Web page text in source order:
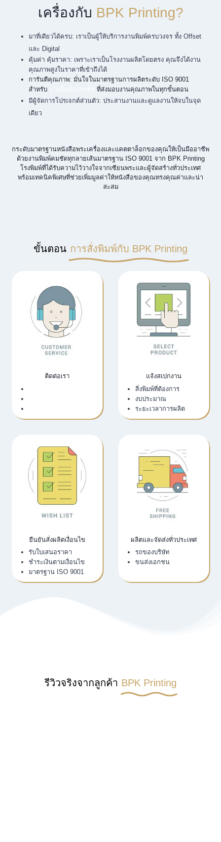
เครื่องกับ BPK Printing?
มาที่เดียวได้ครบ: เราเป็นผู้ให้บริการงานพิมพ์ครบวงจร ทั้ง Offset
และ Digital
คุ้มค่า คุ้มราคา: เพราะเราเป็นโรงงานผลิตโดยตรง คุณจึงได้งาน
คุณภาพสูงในราคาที่เข้าถึงได้
การันตีคุณภาพ: มั่นใจในมาตรฐานการผลิตระดับ ISO 9001
สำหรับ
ที่ส่งมอบงานคุณภาพในทุกขั้นตอน
มีผู้จัดการโปรเจกต์ส่วนตัว: ประสานงานและดูแลงานให้จบในจุด
เดียว
กระดับมาตรฐานหนังสือพระเครื่องและแคตตาล็อกของคุณให้เป็นมืออาชีพ
ด้วยงานพิมพ์คมชัดทุกลายเส้นมาตรฐาน ISO 9001 จาก BPK Printing
โรงพิมพ์ที่ได้รับความไว้วางใจจากเซียนพระและผู้จัดสร้างทั่วประเทศ
พร้อมเทคนิคพิเศษที่ช่วยเพิ่มมูลค่าให้หนังสือของคุณทรงคุณค่าและน่า
สะสม
ขั้นตอน การสั่งพิมพ์กับ BPK Printing
ติดต่อเรา
แจ้งสเปกงาน
สิ่งพิมพ์ที่ต้องการ
งบประมาณ
ระยะเวลาการผลิต
ยืนยันสั่งผลิตเงื่อนไข
รับใบเสนอราคา
ชำระเงินตามเงื่อนไข
มาตรฐาน ISO 9001
ผลิตและจัดส่งทั่วประเทศ
รถของบริษัท
ขนส่งเอกชน
รีวิวจริงจากลูกค้า BPK Printing